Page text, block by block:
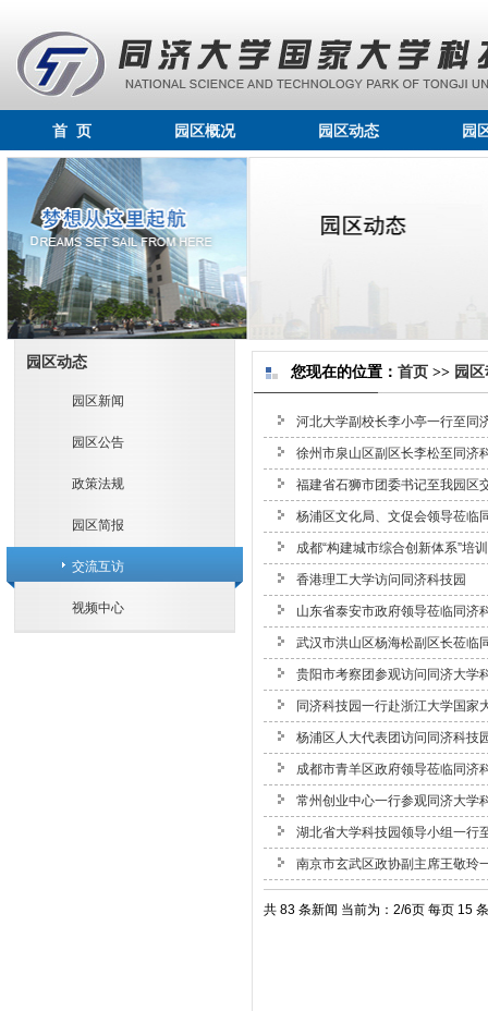
首 页 园区概况 园区动态 园
园区动态
园区新闻
园区公告
政策法规
园区简报
交流互访
视频中心
您现在的位置： 首页 >> 园
河北大学副校长李小亭一行至同
徐州市泉山区副区长李松至同济
福建省石狮市团委书记至我园区
杨浦区文化局、文促会领导莅临
成都“构建城市综合创新体系”培
香港理工大学访问同济科技园
山东省泰安市政府领导莅临同济
武汉市洪山区杨海松副区长莅临
贵阳市考察团参观访问同济大学
同济科技园一行赴浙江大学国家
杨浦区人大代表团访问同济科技
成都市青羊区政府领导莅临同济
常州创业中心一行参观同济大学
湖北省大学科技园领导小组一行
南京市玄武区政协副主席王敬玲
共 83 条新闻 当前为：2/6页 每页 15 条